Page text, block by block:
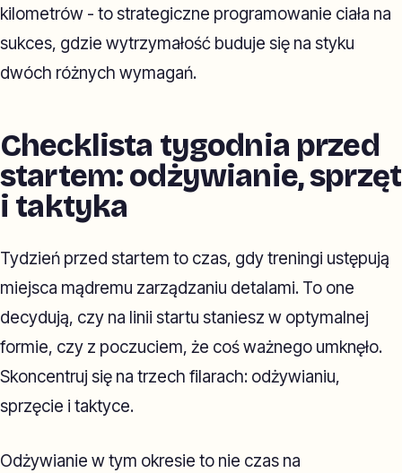
kilometrów - to strategiczne programowanie ciała na
sukces, gdzie wytrzymałość buduje się na styku
dwóch różnych wymagań.
Checklista tygodnia przed
startem: odżywianie, sprzęt
i taktyka
Tydzień przed startem to czas, gdy treningi ustępują
miejsca mądremu zarządzaniu detalami. To one
decydują, czy na linii startu staniesz w optymalnej
formie, czy z poczuciem, że coś ważnego umknęło.
Skoncentruj się na trzech filarach: odżywianiu,
sprzęcie i taktyce.
Odżywianie w tym okresie to nie czas na